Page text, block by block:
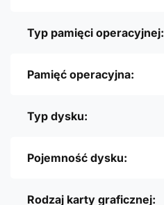
Typ pamięci operacyjnej:
Pamięć operacyjna:
Typ dysku:
Pojemność dysku:
Rodzaj karty graficznej: